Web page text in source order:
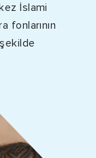
İslami
fonlarının